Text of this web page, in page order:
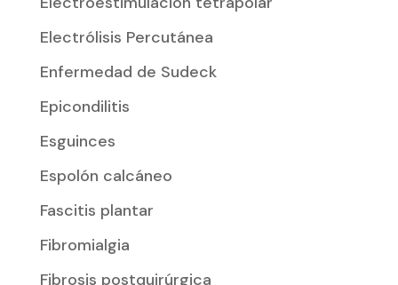
Electrólisis Percutánea
Enfermedad de Sudeck
Epicondilitis
Esguinces
Espolón calcáneo
Fascitis plantar
Fibromialgia
Fibrosis postquirúrgica